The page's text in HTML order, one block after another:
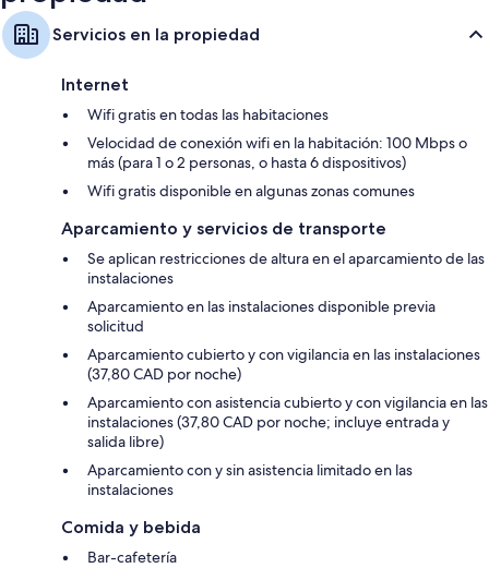
Servicios en la propiedad
Internet
Wifi gratis en todas las habitaciones
Velocidad de conexión wifi en la habitación: 100 Mbps o
más (para 1 o 2 personas, o hasta 6 dispositivos)
Wifi gratis disponible en algunas zonas comunes
Aparcamiento y servicios de transporte
Se aplican restricciones de altura en el aparcamiento de las
instalaciones
Aparcamiento en las instalaciones disponible previa
solicitud
Aparcamiento cubierto y con vigilancia en las instalaciones
(37,80 CAD por noche)
Aparcamiento con asistencia cubierto y con vigilancia en las
instalaciones (37,80 CAD por noche; incluye entrada y
salida libre)
Aparcamiento con y sin asistencia limitado en las
instalaciones
Comida y bebida
Bar-cafetería